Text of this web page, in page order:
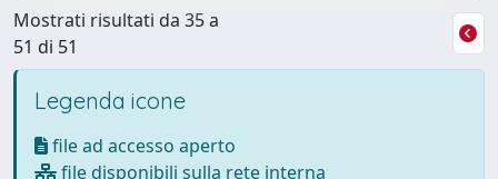
Mostrati risultati da 35 a
51 di 51
Legenda icone
file ad accesso aperto
file disponibili sulla rete interna